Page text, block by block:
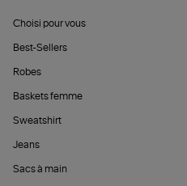
Choisi pour vous
Best-Sellers
Robes
Baskets femme
Sweatshirt
Jeans
Sacs à main